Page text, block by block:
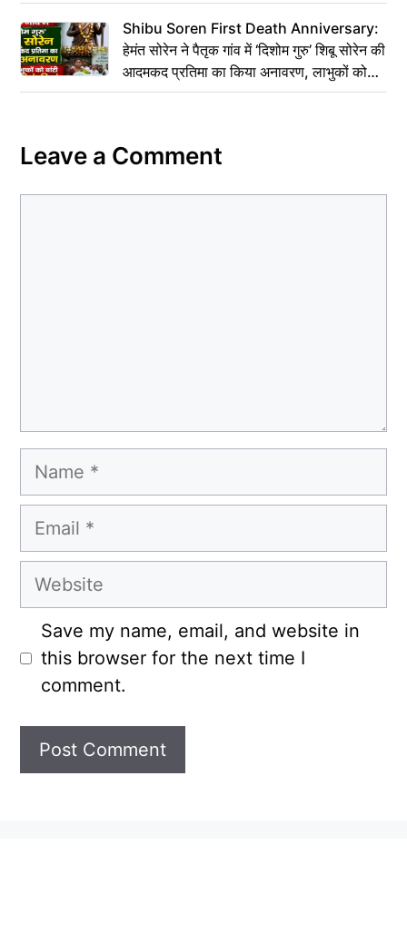
Shibu Soren First Death Anniversary:
हेमंत सोरेन ने पैतृक गांव में ‘दिशोम गुरु’ शिबू सोरेन की
आदमकद प्रतिमा का किया अनावरण, लाभुकों को
बांटी परिसंपत्तियां
Leave a Comment
Name
Email
Website
Save my name, email, and website in
this browser for the next time I
comment.